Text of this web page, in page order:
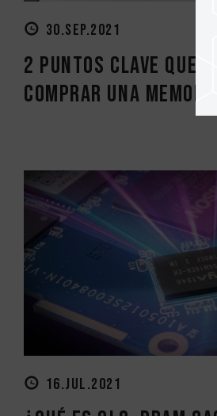
30.SEP.2021
2 puntos clave que
comprar una memoria
16.JUL.2021